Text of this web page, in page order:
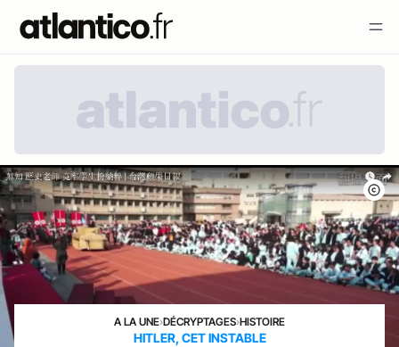
A LA UNE›DÉCRYPTAGES›HISTOIRE
HITLER, CET INSTABLE